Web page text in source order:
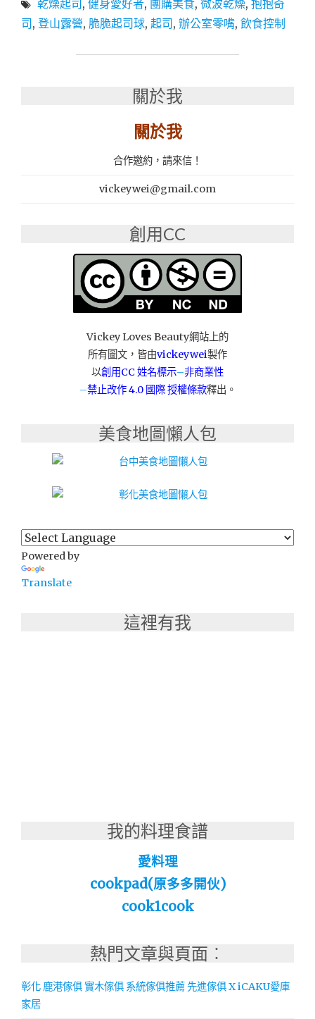
美
食
球"
乾燥起司, 健身愛好者, 團購美食, 微波乾燥, 抱抱奇
司, 登山露營, 脆脆起司球, 起司, 辦公室零嘴, 飲食控制
關於我
關於我
合作邀約，請來信！
vickeywei@gmail.com
創用CC
Vickey Loves Beauty網站上的
所有圖文，皆由vickeywei製作
以創用CC 姓名標示–非商業性
–禁止改作4.0 國際 授權條款釋出。
美食地圖懶人包
Powered by
Translate
這裡有我
我的料理食譜
愛料理
cookpad(原多多開伙)
cook1cook
熱門文章與頁面︰
彰化 鹿港傢俱 實木傢俱 系統傢俱推薦 先進傢俱 X iCAKU愛庫
家居